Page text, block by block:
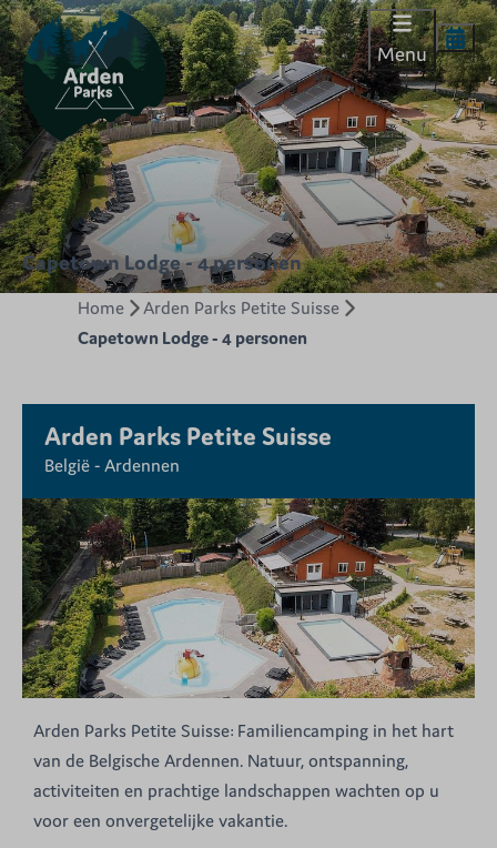
Menu
Capetown Lodge - 4 personen
Home
Arden Parks Petite Suisse
Capetown Lodge - 4 personen
Arden Parks Petite Suisse
België - Ardennen
Arden Parks Petite Suisse: Familiencamping in het hart
van de Belgische Ardennen. Natuur, ontspanning,
activiteiten en prachtige landschappen wachten op u
voor een onvergetelijke vakantie.